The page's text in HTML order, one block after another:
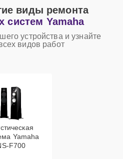
виды ремонта
систем Yamaha
устройства и узнайте
видов работ
Yamaha
F700